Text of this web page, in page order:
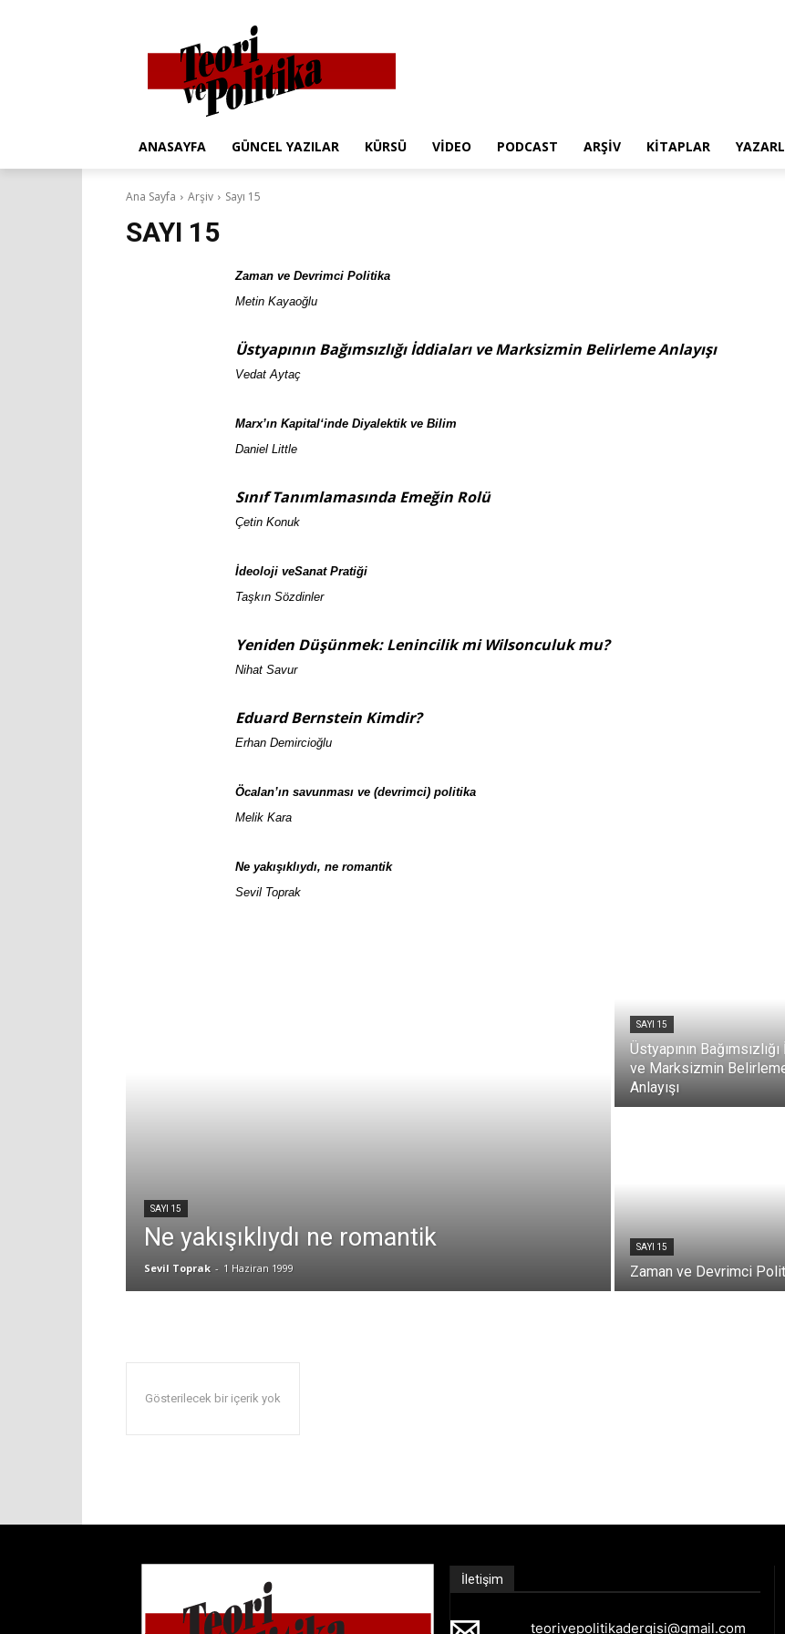
ANASAYFA GÜNCEL YAZILAR KÜRSÜ VIDEO PODCAST ARŞIV KITAPLAR
Ana Sayfa Arşiv Sayı 15
SAYI 15
Zaman ve Devrimci Politika
Metin Kayaoğlu
Üstyapının Bağımsızlığı İddiaları ve Marksizmin Belirleme Anlayışı
Vedat Aytaç
Marx’ın Kapital‘inde Diyalektik ve Bilim
Daniel Little
Sınıf Tanımlamasında Emeğin Rolü
Çetin Konuk
İdeoloji veSanatPratiği
Taşkın Sözdinler
Yeniden Düşünmek: Lenincilik mi Wilsonculuk mu?
Nihat Savur
Eduard Bernstein Kimdir?
Erhan Demircioğlu
Öcalan’ın savunması ve (devrimci) politika
Melik Kara
Ne yakışıklıydı, ne romantik
Sevil Toprak
SAYI 15
Ne yakışıklıydı ne romantik
Sevil Toprak - 1 Haziran 1999
SAYI 15
Üstyapının
ve Marksizmin
Anlayışı
SAYI 15
Zaman ve Devrimci
Gösterilecek bir içerik yok
İletişim
teorivepolitikadergisi@gmail.com